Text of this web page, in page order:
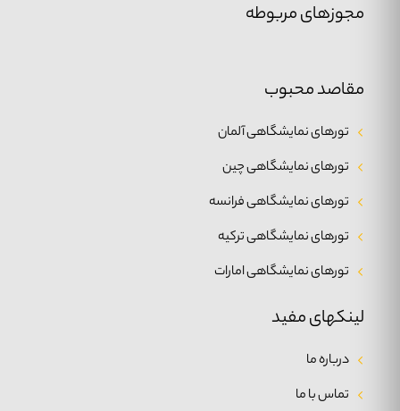
لینکهای مفید
درباره ما
تماس با ما
مقاصد محبوب
تورهای نمایشگاهی آلمان
تورهای نمایشگاهی چین
تورهای نمایشگاهی فرانسه
تورهای نمایشگاهی ترکیه
تورهای نمایشگاهی امارات
مجوزهای مربوطه